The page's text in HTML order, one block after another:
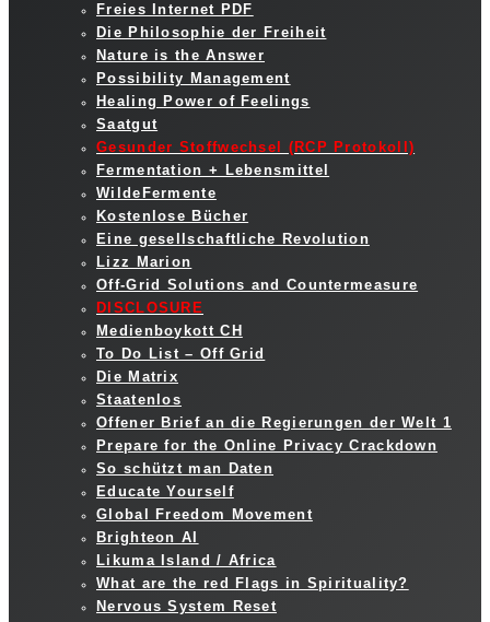
Freies Internet PDF
Die Philosophie der Freiheit
Nature is the Answer
Possibility Management
Healing Power of Feelings
Saatgut
Gesunder Stoffwechsel (RCP Protokoll)
Fermentation + Lebensmittel
WildeFermente
Kostenlose Bücher
Eine gesellschaftliche Revolution
Lizz Marion
Off-Grid Solutions and Countermeasure
DISCLOSURE
Medienboykott CH
To Do List – Off Grid
Die Matrix
Staatenlos
Offener Brief an die Regierungen der Welt 1
Prepare for the Online Privacy Crackdown
So schützt man Daten
Educate Yourself
Global Freedom Movement
Brighteon AI
Likuma Island / Africa
What are the red Flags in Spirituality?
Nervous System Reset